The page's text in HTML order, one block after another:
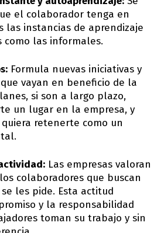
el colaborador tenga en
las instancias de aprendizaje
las informales.
Formula nuevas iniciativas y
vayan en beneficio de la
si son a largo plazo,
un lugar en la empresa, y
retenerte como un
Las empresas valoran
colaboradores que buscan
les pide. Esta actitud
y la responsabilidad
toman su trabajo y sin